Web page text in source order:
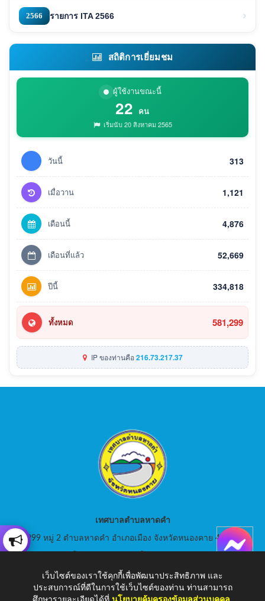
2566 รายการ ITA 2566
สถิติการเยี่ยมชม
ผู้ใช้งานขณะนี้
22 คน
เริ่มนับ 20 สิงหาคม 2565
วันนี้ 313
เมื่อวาน 1,121
เดือนนี้ 4,876
เดือนที่แล้ว 52,669
ปีนี้ 334,818
ทั้งหมด 581,299
IP ของท่านคือ216.73.217.37
เทศบาลตำบลหาดคำ
999 หมู่ 2 ตำบลหาดคำ อำเภอเมือง จังหวัดหนองคาย 43000
E-Mail: saraban_05430105@dla.go.th
เว็บไซต์ของเราใช้คุกกี้เพื่อพัฒนาประสิทธิภาพ และ
ประสบการณ์ที่ดีในการใช้เว็บไซต์ของท่าน ท่านสามารถ
ศึกษารายละเอียดได้ที่ นโยบายคุ้มครองข้อมูลส่วนบุคคล